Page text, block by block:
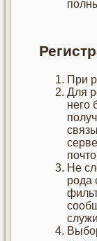
При
Для
него
Не
рода